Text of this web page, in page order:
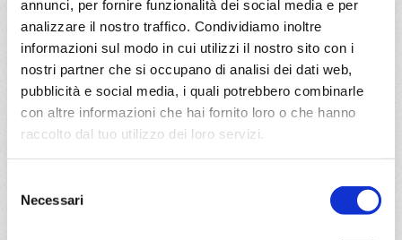
annunci, per fornire funzionalità dei social media e per
analizzare il nostro traffico. Condividiamo inoltre
informazioni sul modo in cui utilizzi il nostro sito con i
nostri partner che si occupano di analisi dei dati web,
pubblicità e social media, i quali potrebbero combinarle
con altre informazioni che hai fornito loro o che hanno
raccolto dal tuo utilizzo dei loro servizi.
delNecessari
DETTAGLI
Caraibi 16 giorni
da MiamiconMSC Poesia
Miami, George Town, Ocho Rios, Miami, Kralendijk,